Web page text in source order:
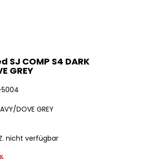
SJ COMP S4 DARK
GREY
DOVE GREY
nicht verfügbar